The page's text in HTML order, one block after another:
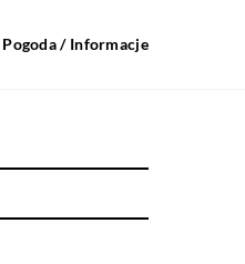
/ Informacje